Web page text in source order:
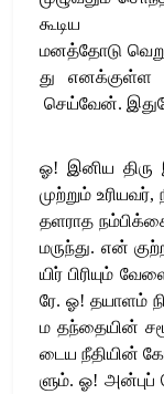
கூடிய
மனத்தோடு
து
எனக்குள்ள
செய்வேன்.
ஓ! இனிய திரு
முற்றும் உரியவர்,
தளராத
மருந்து. என்
யிர் பிரியும்
ரே.ஓ! தயாளம்
ம தந்தையின்
டைய நீதியின்
ளும்.ஓ! அன்புப்